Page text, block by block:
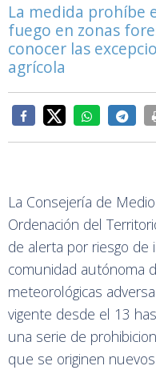
La medida prohíbe
fuego en zonas
conocer las
agrícola
La Consejería de
Ordenación del
de alerta por riesgo de
comunidad autónoma
meteorológicas
vigente desde el 13
una serie de
que se originen